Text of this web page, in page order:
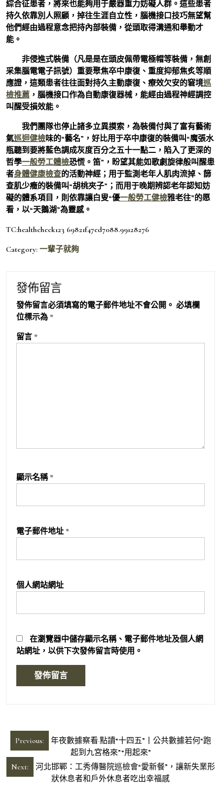
綜合征患者，將來也能夠用于嚴器重力妨礙人群。這些患者
持久依靠別人照顧，掉往生涯自立性，腦機接口技巧無望幫
他們經由過程意念把持內部裝備，從頭取得溝通和舉動才
能。
非侵進式裝備（凡是是在頭皮佩帶電極帽等裝備，無創
采集腦電電子訊號）重要聚焦卒中康復、重度抑郁焦炙等順
應證，這類患者往往面對持久主動康復、療效欠安的窘境巡
檢推薦 ，腦機接口作為自動康復器械，能經由過程神經調控
叫醒受損效能。
我們團隊也停止諸多立異摸索，為裝備付與了富有藝術
氣巡迴健檢味的“藝名”，好比用于卒中康復的裝備叫“魔張水
瓶聽到要將藍色調成灰度百分之五十一點二，陷入了更深的
哲學一般勞工體檢恐慌。笛”，盼望其能如歌劇旋律般叫醒患
者身體健康檢查的活動神經；用于監測老年人肌肉流掉、篩
查肌少癥的裝備叫“胡桃夾子”；而用于晚期辨認老年認知妨
礙的體系項目，則依靠讓白叟“優一般勞工健檢雅老往”的愿
看，以“天鵝湖”為靈感。
TC:healthcheck123 69821f47ed7088.99128276
Category: 一輩子就夠
發佈留言
發佈留言必須填寫的電子郵件地址不會公開。 必填欄
位標示為 *
留言 *
顯示名稱 *
電子郵件地址 *
個人網站網址
在瀏覽器中儲存顯示名稱、電子郵件地址及個人網
站網址，以供下次發佈留言時使用。
文
章
導
Previous:
年夜數據察看·點讀“十四五”丨公共數據若何“跑
起到九宮格來”“用起來”
Next:
河北邯鄲：工秀傳醫院巡檢會“愛新餐”，讓新失業形
狀休息者和戶外休息者吃出幸福感